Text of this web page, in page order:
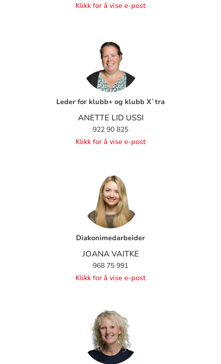
Klikk for å vise e-post
Leder for klubb+ og klubb X`tra
ANETTE LID USSI
922 90 825
Klikk for å vise e-post
Diakonimedarbeider
JOANA VAITKE
968 75 991
Klikk for å vise e-post